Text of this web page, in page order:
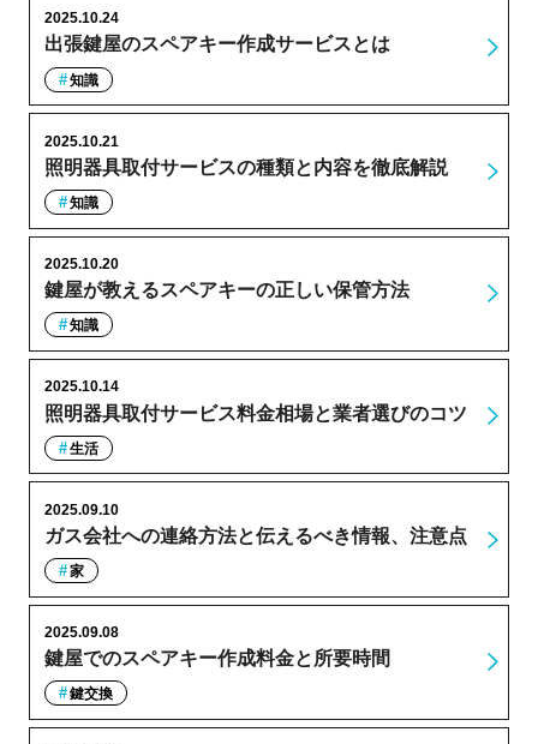
出張鍵屋のスペアキー作成サービスとは
2025.10.24
知識
照明器具取付サービスの種類と内容を徹底解説
2025.10.21
知識
鍵屋が教えるスペアキーの正しい保管方法
2025.10.20
知識
照明器具取付サービス料金相場と業者選びのコツ
2025.10.14
生活
ガス会社への連絡方法と伝えるべき情報、注意点
2025.09.10
家
鍵屋でのスペアキー作成料金と所要時間
2025.09.08
鍵交換